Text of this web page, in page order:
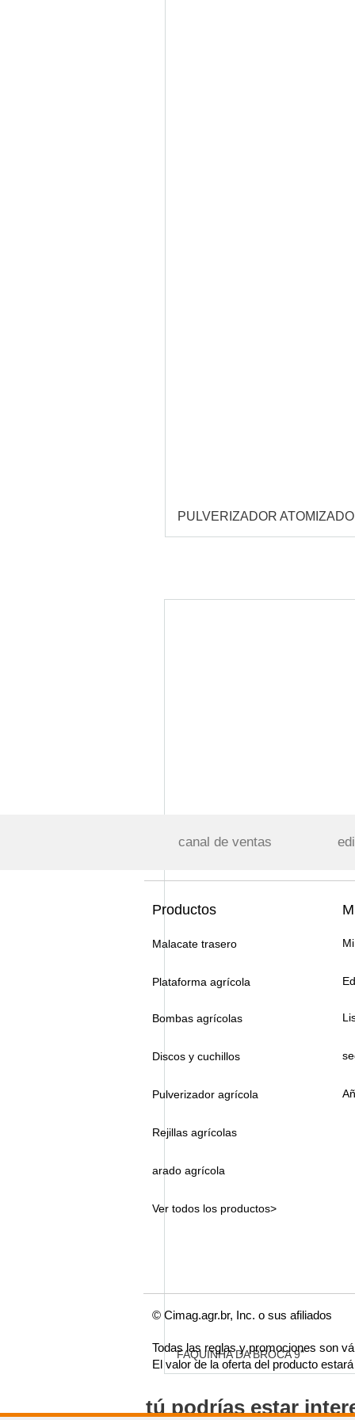
PULVERIZADOR
FAQUINHA DA BROCA 9"
tú podrías estar
canal de ventas
Productos
Malacate trasero
Plataforma agrícola
Bombas agrícolas
Discos y cuchillos
Pulverizador agrícola
Rejillas agrícolas
arado agrícola
Ver todos los productos>
© Cimag.agr.br, Inc. o sus afiliados
Todas las reglas y promociones son
El valor de la oferta del producto